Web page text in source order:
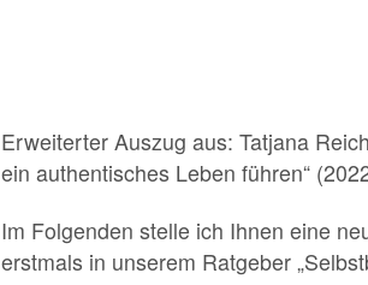
Erweiterter Auszug aus: Tatjana
ein authentisches Leben führen“
Im Folgenden stelle ich Ihnen eine
erstmals in unserem Ratgeber